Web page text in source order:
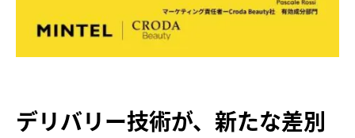
デリバリー技術が、新たな差別